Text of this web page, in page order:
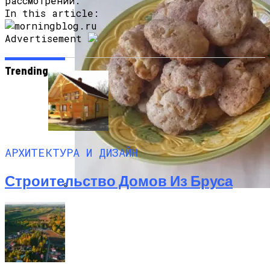
Дом С Оптимальным Распределением
Влажных Зон Для Комфорта
In this article:
Advertisement
Trending
АРХИТЕКТУРА И ДИЗАЙН
Строительство Домов Из Бруса